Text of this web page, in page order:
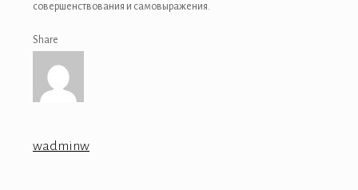
совершенствования и самовыражения.
Share
wadminw